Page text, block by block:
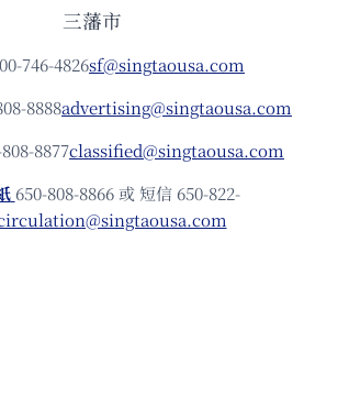
三藩市
746-4826sf@singtaousa.com
8888advertising@singtaousa.com
8877classified@singtaousa.com
650-808-8866 或 短信 650-822-